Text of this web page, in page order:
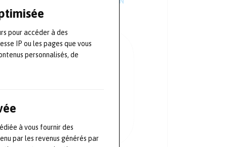
pour accéder à des
IP ou les pages que vous
personnalisés, de
à vous fournir des
par les revenus générés par
MOBILE